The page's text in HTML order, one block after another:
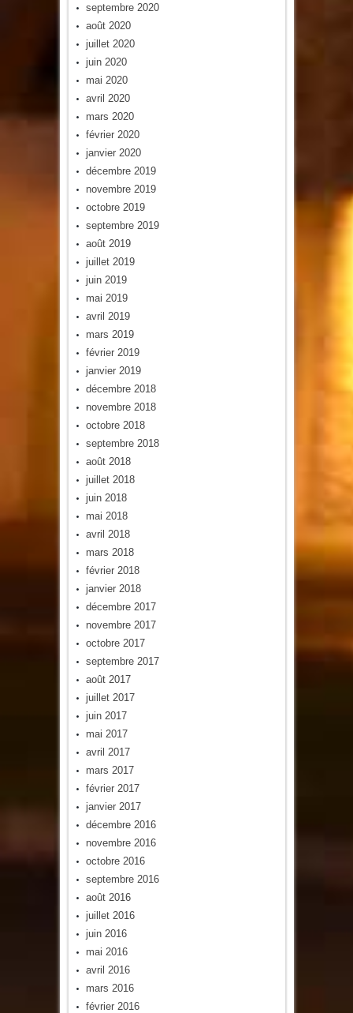
septembre 2020
août 2020
juillet 2020
juin 2020
mai 2020
avril 2020
mars 2020
février 2020
janvier 2020
décembre 2019
novembre 2019
octobre 2019
septembre 2019
août 2019
juillet 2019
juin 2019
mai 2019
avril 2019
mars 2019
février 2019
janvier 2019
décembre 2018
novembre 2018
octobre 2018
septembre 2018
août 2018
juillet 2018
juin 2018
mai 2018
avril 2018
mars 2018
février 2018
janvier 2018
décembre 2017
novembre 2017
octobre 2017
septembre 2017
août 2017
juillet 2017
juin 2017
mai 2017
avril 2017
mars 2017
février 2017
janvier 2017
décembre 2016
novembre 2016
octobre 2016
septembre 2016
août 2016
juillet 2016
juin 2016
mai 2016
avril 2016
mars 2016
février 2016